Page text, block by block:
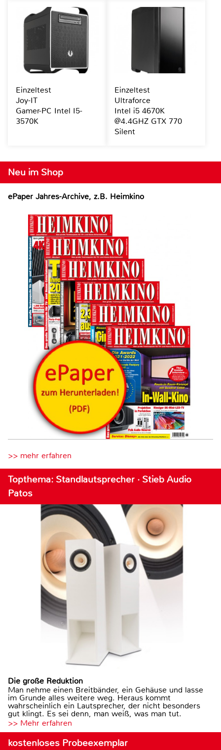
Neu im Shop
ePaper Jahres-Archive, z.B. Heimkino
>> mehr erfahren
Topthema: Standlautsprecher · Stieb Audio
Patos
Die große Reduktion
Man nehme einen Breitbänder, ein Gehäuse und lasse
im Grunde alles weitere weg. Heraus kommt
wahrscheinlich ein Lautsprecher, der nicht besonders
gut klingt. Es sei denn, man weiß, was man tut.
>> Mehr erfahren
kostenloses Probeexemplar
Einzeltest
Joy-IT
Gamer-PC Intel I5-
3570K
Einzeltest
Ultraforce
Intel i5 4670K
@4.4GHZ GTX 770
Silent